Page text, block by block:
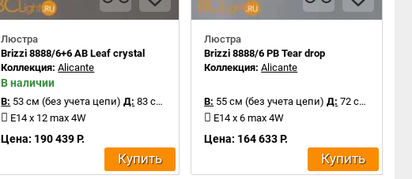
Люстра
Brizzi 8888/6+6 AB Leaf crystal
Коллекция:Alicante
В наличии
В: 53 см (без учета цепи) Д: 83 см
E14 x 12 max 4W
Цена: 190 439 Р.
Купить
Люстра
Brizzi 8888/6 PB Tear drop
Коллекция:Alicante
В: 55 см (без учета цепи) Д: 72 см
E14 x 6 max 4W
Цена: 164 633 Р.
Купить